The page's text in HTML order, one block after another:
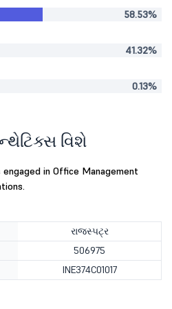
58.53%
41.32%
0.13%
વિશે
in Office Management
રાજસ્પટ્ર
506975
INE374C01017